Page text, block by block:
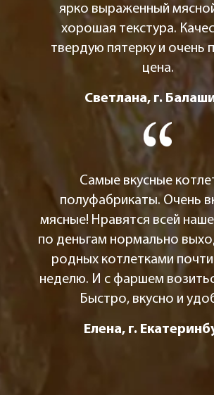
ярко выраженный
хорошая текстура.
твердую пятерку и очень
цена.
Светлана, г.
Самые вкусные
полуфабрикаты. Очень
мясные! Нравятся всей
по деньгам нормально
родных котлетками
неделю. И с фаршем
Быстро, вкусно и
Елена, г.